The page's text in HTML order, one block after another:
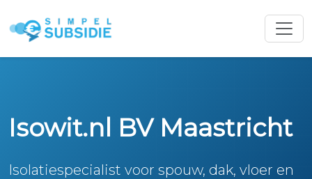
Isowit.nl BV Maastricht
Isolatiespecialist voor spouw, dak, vloer en